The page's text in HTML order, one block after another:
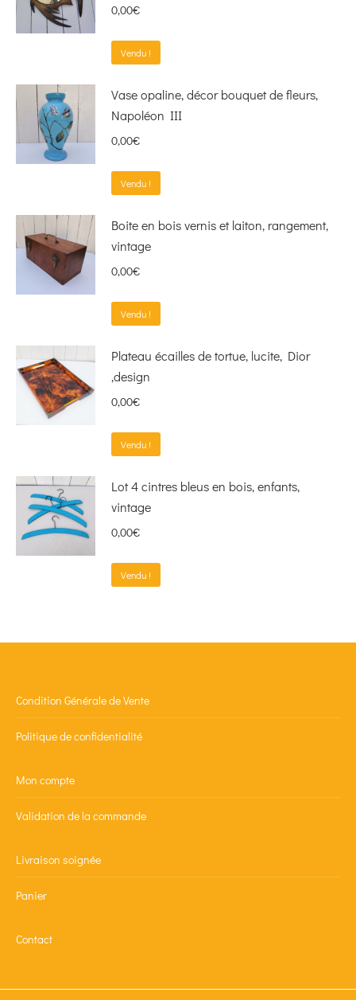
0,00€
Vendu !
Vase opaline, décor bouquet de fleurs,
Napoléon III
0,00€
Vendu !
Boite en bois vernis et laiton, rangement,
vintage
0,00€
Vendu !
Plateau écailles de tortue, lucite, Dior
,design
0,00€
Vendu !
Lot 4 cintres bleus en bois, enfants,
vintage
0,00€
Vendu !
Condition Générale de Vente
Politique de confidentialité
Mon compte
Validation de la commande
Livraison soignée
Panier
Contact